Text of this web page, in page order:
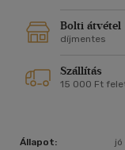
Bolti átvétel
díjmentes
Szállítás
15 000 Ft
Állapot: